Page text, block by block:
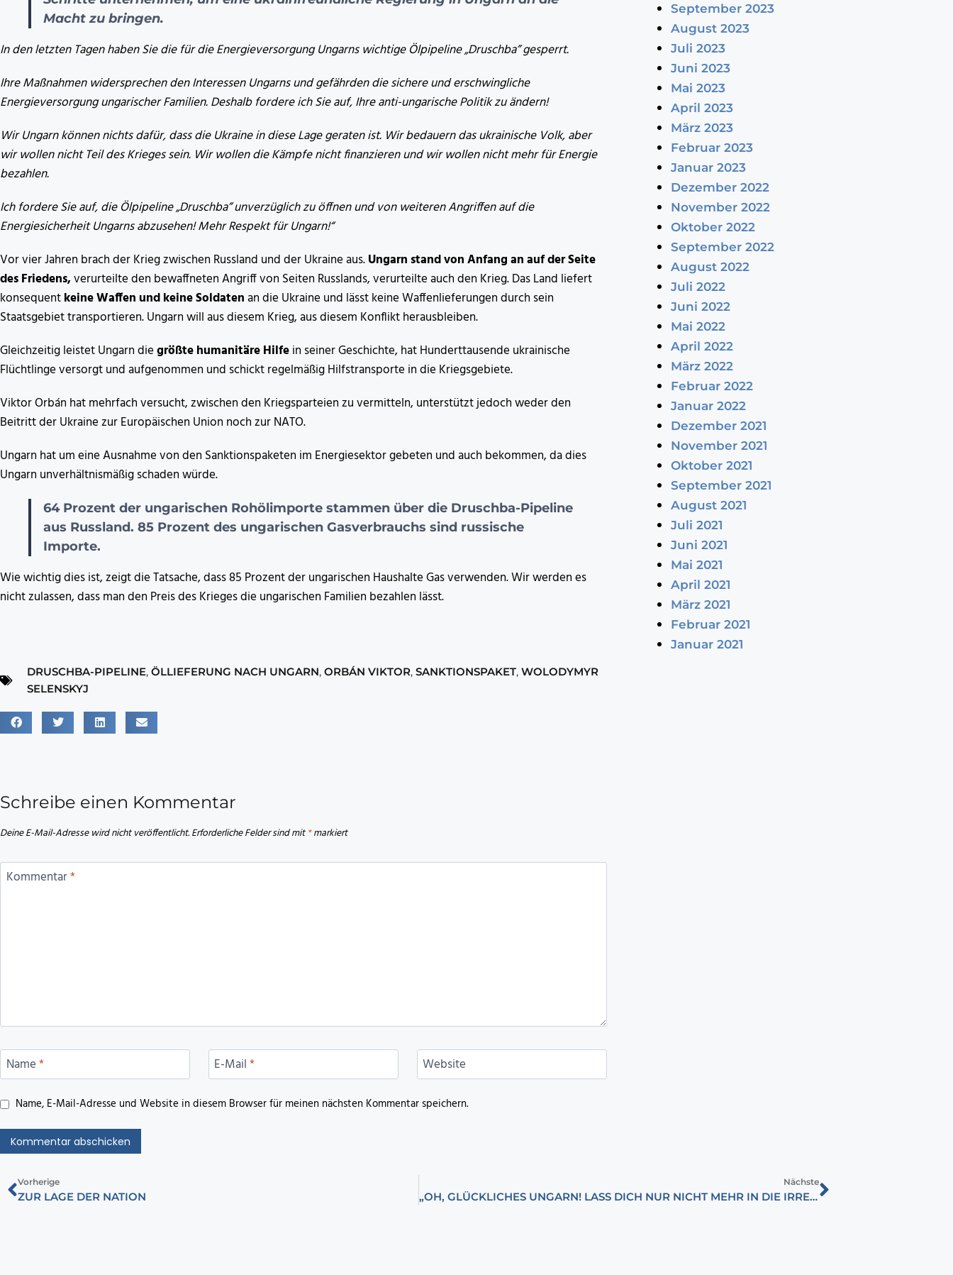
Macht zu bringen.
In den letzten Tagen haben Sie die für die Energieversorgung Ungarns wichtige Ölpipeline „Druschba” gesperrt.
Ihre Maßnahmen widersprechen den Interessen Ungarns und gefährden die sichere und erschwingliche
Energieversorgung ungarischer Familien. Deshalb fordere ich Sie auf, Ihre anti-ungarische Politik zu ändern!
Wir Ungarn können nichts dafür, dass die Ukraine in diese Lage geraten ist. Wir bedauern das ukrainische Volk, aber
wir wollen nicht Teil des Krieges sein. Wir wollen die Kämpfe nicht finanzieren und wir wollen nicht mehr für Energie
bezahlen.
Ich fordere Sie auf, die Ölpipeline „Druschba” unverzüglich zu öffnen und von weiteren Angriffen auf die
Energiesicherheit Ungarns abzusehen! Mehr Respekt für Ungarn!“
Vor vier Jahren brach der Krieg zwischen Russland und der Ukraine aus.Ungarn stand von Anfang an auf der Seite
des Friedens,verurteilte den bewaffneten Angriff von Seiten Russlands, verurteilte auch den Krieg. Das Land liefert
konsequentkeine Waffen und keine Soldatenan die Ukraine und lässt keine Waffenlieferungen durch sein
Staatsgebiet transportieren. Ungarn will aus diesem Krieg, aus diesem Konflikt herausbleiben.
Gleichzeitig leistet Ungarn diegrößte humanitäre Hilfein seiner Geschichte, hat Hunderttausende ukrainische
Flüchtlinge versorgt und aufgenommen und schickt regelmäßig Hilfstransporte in die Kriegsgebiete.
Viktor Orbán hat mehrfach versucht, zwischen den Kriegsparteien zu vermitteln, unterstützt jedoch weder den
Beitritt der Ukraine zur Europäischen Union noch zur NATO.
Ungarn hat um eine Ausnahme von den Sanktionspaketen im Energiesektor gebeten und auch bekommen, da dies
Ungarn unverhältnismäßig schaden würde.
64 Prozent der ungarischen Rohölimporte stammen über die Druschba-Pipeline
aus Russland. 85 Prozent des ungarischen Gasverbrauchs sind russische
Importe.
Wie wichtig dies ist, zeigt die Tatsache, dass 85 Prozent der ungarischen Haushalte Gas verwenden. Wir werden es
nicht zulassen, dass man den Preis des Krieges die ungarischen Familien bezahlen lässt.
DRUSCHBA-PIPELINE, ÖLLIEFERUNG NACH UNGARN, ORBÁN VIKTOR, SANKTIONSPAKET, WOLODYMYR
SELENSKYJ
Schreibe einen Kommentar
Deine E-Mail-Adresse wird nicht veröffentlicht.Erforderliche Felder sind mit*markiert
Kommentar*
Name* E-Mail* Website
Name, E-Mail-Adresse und Website in diesem Browser für meinen nächsten Kommentar speichern.
September 2023
August 2023
Juli 2023
Juni 2023
Mai 2023
April 2023
März 2023
Februar 2023
Januar 2023
Dezember 2022
November 2022
Oktober 2022
September 2022
August 2022
Juli 2022
Juni 2022
Mai 2022
April 2022
März 2022
Februar 2022
Januar 2022
Dezember 2021
November 2021
Oktober 2021
September 2021
August 2021
Juli 2021
Juni 2021
Mai 2021
April 2021
März 2021
Februar 2021
Januar 2021
Vorherige
ZUR LAGE DER NATION
Nächste
„OH, GLÜCKLICHES UNGARN! LASS DICH NUR NICHT MEHR IN DIE IRRE FÜHREN.”